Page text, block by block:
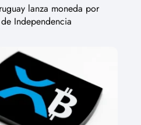
lanza moneda por
Independencia